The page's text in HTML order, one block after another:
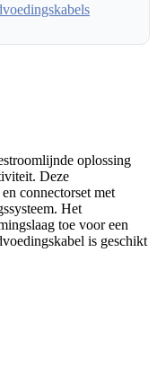
oplossing
Deze
connectorset met
Het
toe voor een
is geschikt